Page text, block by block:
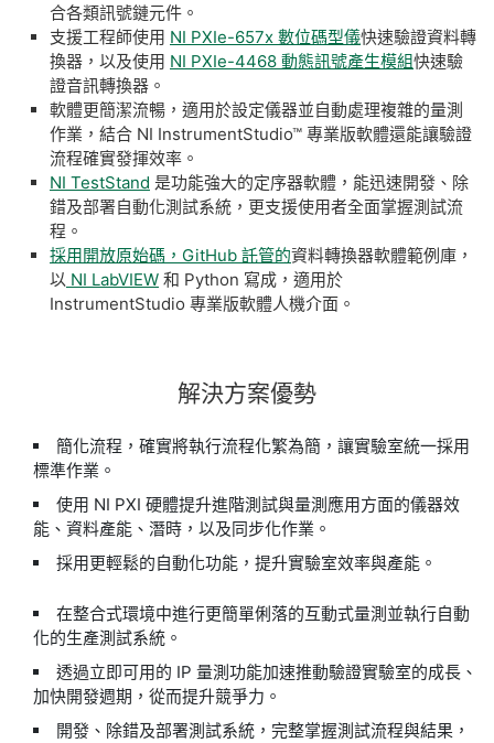
合各類訊號鏈元件。
支援工程師使用 NI PXIe-657x 數位碼型儀快速驗證資料轉
換器，以及使用 NI PXIe-4468 動態訊號產生模組快速驗
證音訊轉換器。
軟體更簡潔流暢，適用於設定儀器並自動處理複雜的量測
作業，結合 NI InstrumentStudio™ 專業版軟體還能讓驗證
流程確實發揮效率。
NI TestStand 是功能強大的定序器軟體，能迅速開發、除
錯及部署自動化測試系統，更支援使用者全面掌握測試流
程。
採用開放原始碼，GitHub 託管的資料轉換器軟體範例庫，
以 NI LabVIEW 和 Python 寫成，適用於
InstrumentStudio 專業版軟體人機介面。
解決方案優勢
簡化流程，確實將執行流程化繁為簡，讓實驗室統一採用
標準作業。
使用 NI PXI 硬體提升進階測試與量測應用方面的儀器效
能、資料產能、潛時，以及同步化作業。
採用更輕鬆的自動化功能，提升實驗室效率與產能。
在整合式環境中進行更簡單俐落的互動式量測並執行自動
化的生產測試系統。
透過立即可用的 IP 量測功能加速推動驗證實驗室的成長、
加快開發週期，從而提升競爭力。
開發、除錯及部署測試系統，完整掌握測試流程與結果，